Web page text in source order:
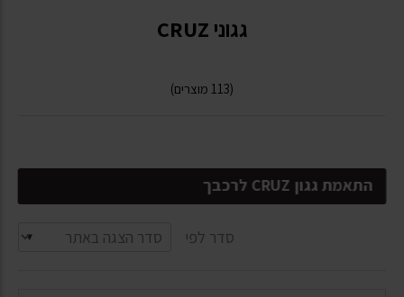
גגוני CRUZ
(113 מוצרים)
התאמת גגון CRUZ לרכבך
סדר לפי